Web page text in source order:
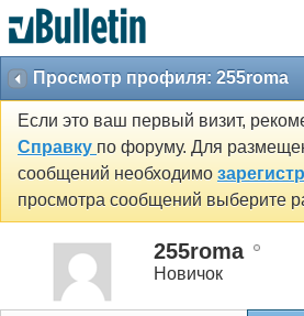
Просмотр профиля: 255roma
Если это ваш первый визит,
Справку по форуму. Для
сообщений необходимо
просмотра сообщений выберите
255roma
Новичок